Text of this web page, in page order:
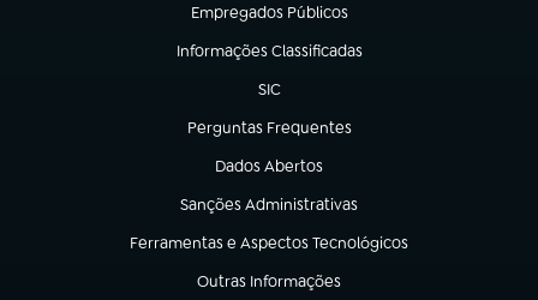
Empregados Públicos
(abre em nova aba)
Informações Classificadas
(abre em nova aba)
SIC
(abre em nova aba)
Perguntas Frequentes
(abre em nova aba)
Dados Abertos
(abre em nova aba)
Sanções Administrativas
(abre em nova aba)
Ferramentas e Aspectos Tecnológicos
(abre em nova aba)
Outras Informações
(abre em nova aba)